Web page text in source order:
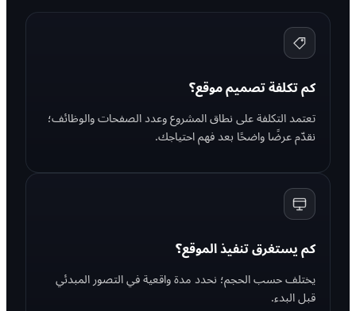
كم تكلفة تصميم موقع؟
تعتمد التكلفة على نطاق المشروع وعدد الصفحات والوظائف؛
نقدّم عرضًا واضحًا بعد فهم احتياجك.
كم يستغرق تنفيذ الموقع؟
يختلف حسب الحجم؛ نحدد مدة واقعية في التصور المبدئي
قبل البدء.